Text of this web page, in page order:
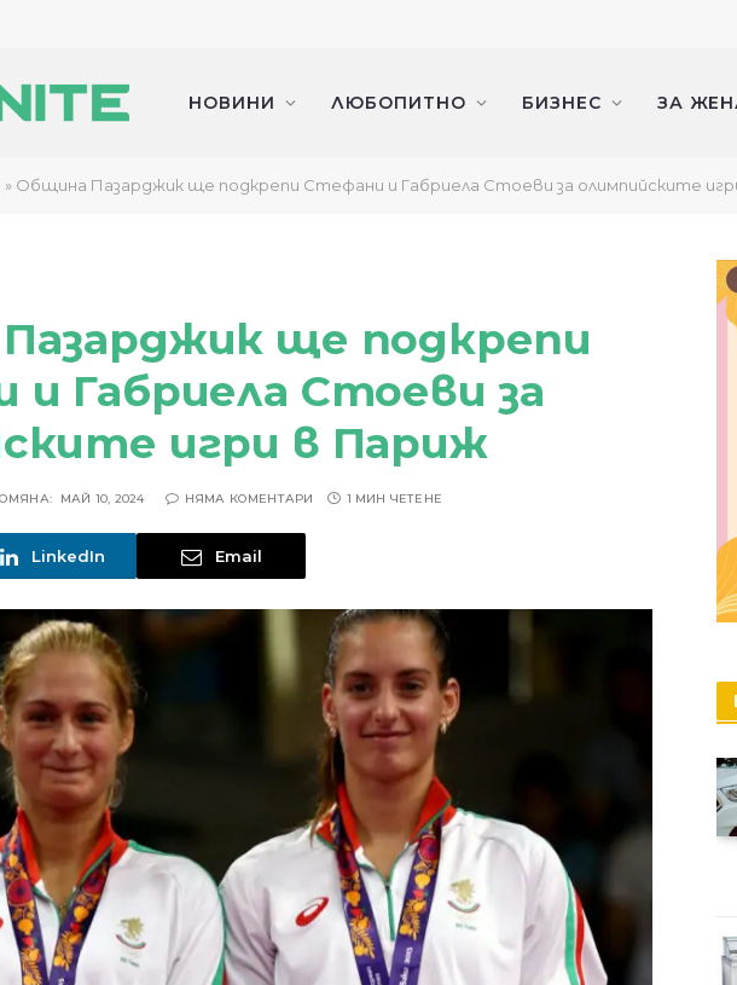
НОВИНИ ЛЮБОПИТНО БИЗНЕС ЗА
» Община Пазарджик ще подкрепи Стефани и Габриела Стоеви за олимпийските
ще подкрепи
Габриела Стоеви за
игри в Париж
МАЙ 10, 2024 НЯМА КОМЕНТАРИ 1 МИН ЧЕТЕНЕ
LinkedIn Email